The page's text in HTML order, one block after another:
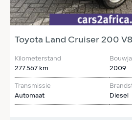
Toyota Land Cruiser 200
Kilometerstand
277.567 km
2009
Transmissie
Automaat
Diesel